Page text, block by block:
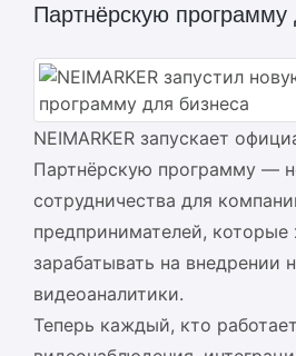
КОРЗИНА
ЛИЧНЫЙ КАБИНЕТ
API
Партнёрскую программу
NEIMARKER запускает
Партнёрскую программу —
сотрудничества для
предпринимателей, которые
зарабатывать на внедрении
видеоаналитики.
Теперь каждый, кто